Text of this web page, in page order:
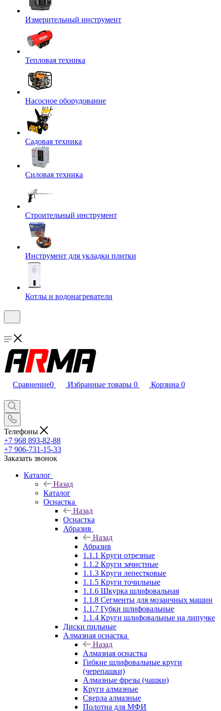
Измерительный инструмент
Тепловая техника
Насосное оборудование
Садовая техника
Силовая техника
Строительный инструмент
Инструмент для укладки плитки
Котлы и водонагреватели
Сравнение0 Избранные товары 0 Корзина 0
Телефоны
+7 968 893-82-88
+7 906-731-15-33
Заказать звонок
Каталог
Назад
Каталог
Оснастка
Назад
Оснастка
Абразив
Назад
Абразив
1.1.1 Круги отрезные
1.1.2 Круги зачистные
1.1.3 Круги лепестковые
1.1.5 Круги точильные
1.1.6 Шкурка шлифовальная
1.1.8 Сегменты для мозаичных машин
1.1.7 Губки шлифовальные
1.1.4 Круги шлифовальные на липучке
Диски пильные
Алмазная оснастка
Назад
Алмазная оснастка
Гибкие шлифовальные круги
(черепашки)
Алмазные фрезы (чашки)
Круги алмазные
Сверла алмазные
Полотна для МФИ